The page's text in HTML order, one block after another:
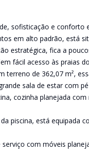
sofisticação e
em alto padrão, está
estratégica, fica a
fácil acesso às praias
terreno de 362,07 m²,
sala de estar com
cozinha planejada
piscina, está equipada
com móveis